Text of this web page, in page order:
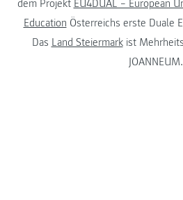
dem Projekt EU4DUAL – European
Education Österreichs erste Duale
Das Land Steiermarkist
JOANNEUM.